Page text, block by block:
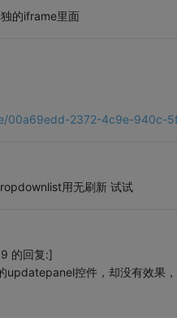
的iframe里面
00a69edd-2372-4c9e-940c-
用无刷新 试试
的回复:]
updatepanel控件，却没有效果